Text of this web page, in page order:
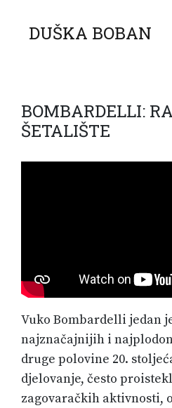
DUŠKA BOBAN
BOMBARDELLI:
ŠETALIŠTE
Vuko Bombardelli jedan
najznačajnijih i
druge polovine 20.
djelovanje, često
zagovaračkih aktivnosti,